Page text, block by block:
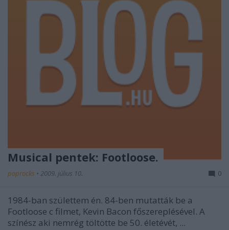
Musical pentek: Footloose.
poprocks • 2009. július 10. 0
1984-ban születtem én. 84-ben mutatták be a
Footloose c filmet, Kevin Bacon főszereplésével. A
színész aki nemrég töltötte be 50. életévét, ...